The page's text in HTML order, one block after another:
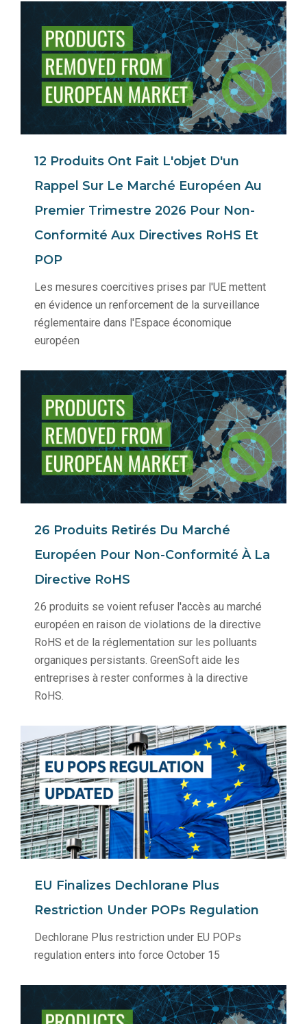
12 Produits Ont Fait L'objet D'un
Rappel Sur Le Marché Européen Au
Premier Trimestre 2026 Pour Non-
Conformité Aux Directives RoHS Et
POP
Les mesures coercitives prises par l'UE mettent
en évidence un renforcement de la surveillance
réglementaire dans l'Espace économique
européen
26 Produits Retirés Du Marché
Européen Pour Non-Conformité À La
Directive RoHS
26 produits se voient refuser l'accès au marché
européen en raison de violations de la directive
RoHS et de la réglementation sur les polluants
organiques persistants. GreenSoft aide les
entreprises à rester conformes à la directive
RoHS.
EU Finalizes Dechlorane Plus
Restriction Under POPs Regulation
Dechlorane Plus restriction under EU POPs
regulation enters into force October 15